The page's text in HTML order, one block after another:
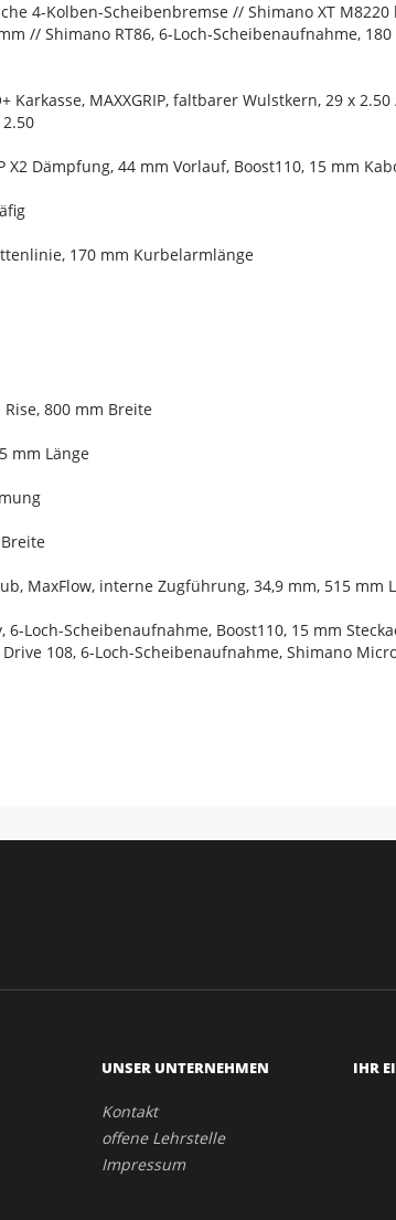
4-Kolben-Scheibenbremse // Shimano XT
// Shimano RT86, 6-Loch-Scheibenaufnahme, 180
Karkasse, MAXXGRIP, faltbarer Wulstkern, 29 x
X2 Dämpfung, 44 mm Vorlauf, Boost110, 15 mm
170 mm Kurbelarmlänge
Rise, 800 mm Breite
mm Länge
MaxFlow, interne Zugführung, 34,9 mm, 515 mm
Loch-Scheibenaufnahme, Boost110, 15 mm
108, 6-Loch-Scheibenaufnahme, Shimano
UNSER UNTERNEHMEN
Kontakt
offene Lehrstelle
Impressum
IHR